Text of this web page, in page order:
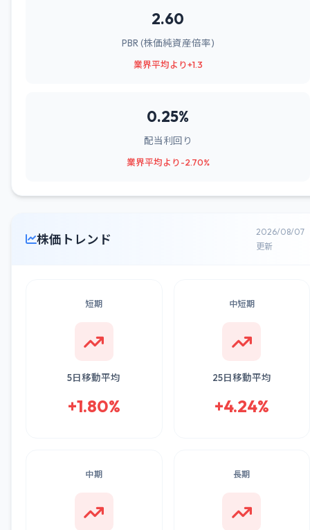
2.60
PBR (株価純資産倍率)
業界平均より+1.3
0.25%
配当利回り
業界平均より-2.70%
株価トレンド
2026/08/07
更新
短期
5日移動平均
+1.80%
中短期
25日移動平均
+4.24%
中期 長期